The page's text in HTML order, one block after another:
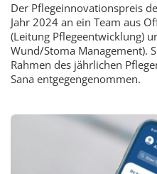
Der Pflegeinnovationspreis
Jahr 2024 an ein Team aus
(Leitung Pflegeentwicklung)
Wund/Stoma Management).
Rahmen des jährlichen
Sana entgegengenommen.